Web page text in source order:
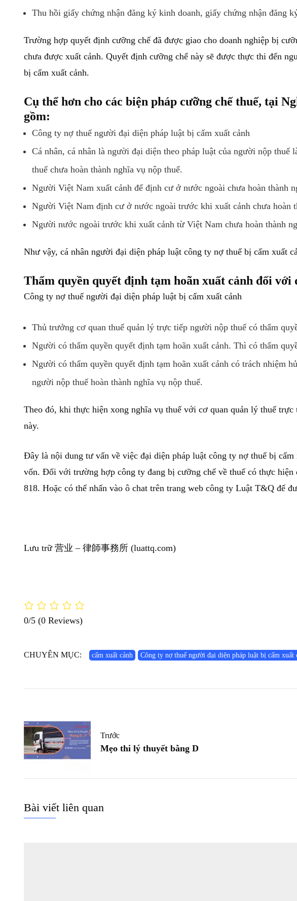
Thu hồi giấy chứng nhận đăng ký kinh doanh, giấy chứng nhận đăng
Trường hợp quyết định cưỡng chế đã được giao cho doanh nghiệp bị
chưa được xuất cảnh. Quyết định cưỡng chế này sẽ được thực thi đến
bị cấm xuất cảnh.
Cụ thể hơn cho các biện pháp cưỡng chế thuế, tại
gồm:
Công ty nợ thuế người đại diện pháp luật bị cấm xuất cảnh
Cá nhân, cá nhân là người đại diện theo pháp luật của người nộp
thuế chưa hoàn thành nghĩa vụ nộp thuế.
Người Việt Nam xuất cảnh để định cư ở nước ngoài chưa hoàn thành
Người Việt Nam định cư ở nước ngoài trước khi xuất cảnh chưa hoàn
Người nước ngoài trước khi xuất cảnh từ Việt Nam chưa hoàn thành
Như vậy, cá nhân người đại diện pháp luật công ty nợ thuế bị cấm xuất
Thẩm quyền quyết định tạm hoãn xuất cảnh đối
Công ty nợ thuế người đại diện pháp luật bị cấm xuất cảnh
Thủ trưởng cơ quan thuế quản lý trực tiếp người nộp thuế có thẩm
Người có thẩm quyền quyết định tạm hoãn xuất cảnh. Thì có thẩm
Người có thẩm quyền quyết định tạm hoãn xuất cảnh có trách nhiệm
người nộp thuế hoàn thành nghĩa vụ nộp thuế.
Theo đó, khi thực hiện xong nghĩa vụ thuế với cơ quan quản lý thuế
này.
Đây là nội dung tư vấn về việc đại diện pháp luật công ty nợ thuế bị
vốn. Đối với trường hợp công ty đang bị cưỡng chế về thuế có thực
818. Hoặc có thể nhấn vào ô chat trên trang web công ty Luật T&Q để
Lưu trữ 营业 – 律師事務所 (luattq.com)
0/5 (0 Reviews)
CHUYÊN MỤC: cấm xuất cảnh Công ty nợ thuế người đại diện pháp luật bị cấm xuất
Trước
Mẹo thi lý thuyết bằng D
Bài viết liên quan